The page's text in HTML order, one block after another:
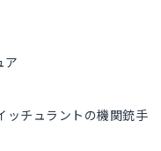
ア
ッチュラントの機関銃手